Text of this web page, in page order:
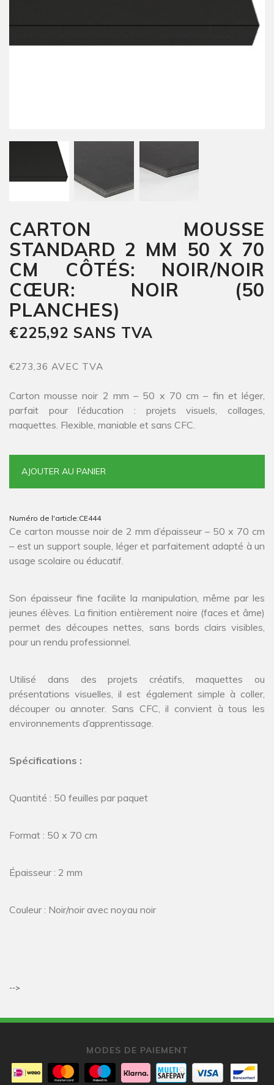
CARTON MOUSSE
STANDARD 2 MM 50 X 70
CM CÔTÉS: NOIR/NOIR
CŒUR: NOIR (50
PLANCHES)
€225,92 SANS TVA
€273,36 AVEC TVA
Carton mousse noir 2 mm – 50 x 70 cm – fin et léger,
parfait pour l’éducation : projets visuels, collages,
maquettes. Flexible, maniable et sans CFC.
AJOUTER AU PANIER
Numéro de l'article:CE444
Ce carton mousse noir de 2 mm d’épaisseur – 50 x 70 cm
– est un support souple, léger et parfaitement adapté à un
usage scolaire ou éducatif.
Son épaisseur fine facilite la manipulation, même par les
jeunes élèves. La finition entièrement noire (faces et âme)
permet des découpes nettes, sans bords clairs visibles,
pour un rendu professionnel.
Utilisé dans des projets créatifs, maquettes ou
présentations visuelles, il est également simple à coller,
découper ou annoter. Sans CFC, il convient à tous les
environnements d’apprentissage.
Spécifications :
Quantité : 50 feuilles par paquet
Format : 50 x 70 cm
Épaisseur : 2 mm
Couleur : Noir/noir avec noyau noir
-->
MODES DE PAIEMENT